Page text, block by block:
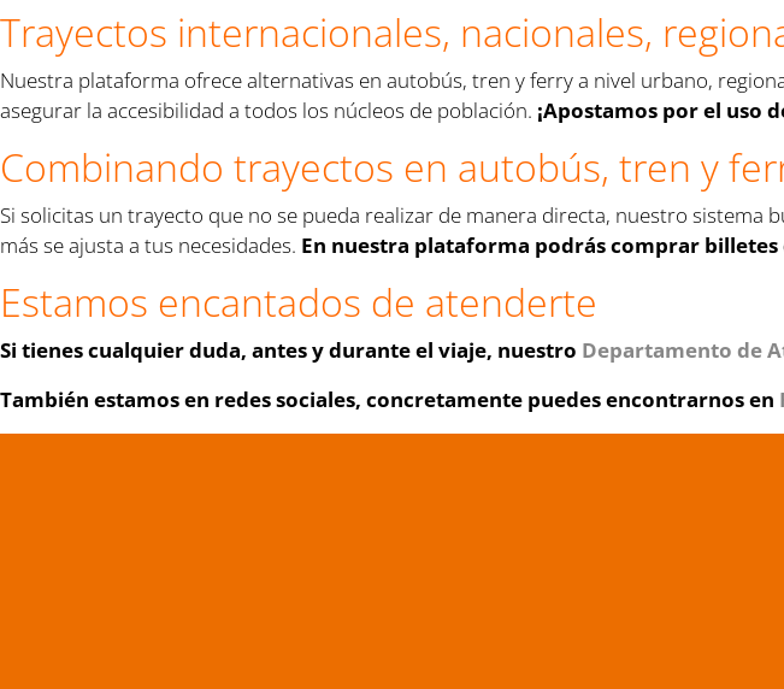
Trayectos internacionales, nacionales,
Nuestra plataforma ofrece alternativas en autobús, tren y ferry a nivel urbano,
asegurar la accesibilidad a todos los núcleos de población. ¡Apostamos por el uso
Combinando trayectos en autobús, tren y
Si solicitas un trayecto que no se pueda realizar de manera directa, nuestro
más se ajusta a tus necesidades. En nuestra plataforma podrás comprar
Estamos encantados de atenderte
Si tienes cualquier duda, antes y durante el viaje, nuestro Departamento de
También estamos en redes sociales, concretamente puedes encontrarnos en